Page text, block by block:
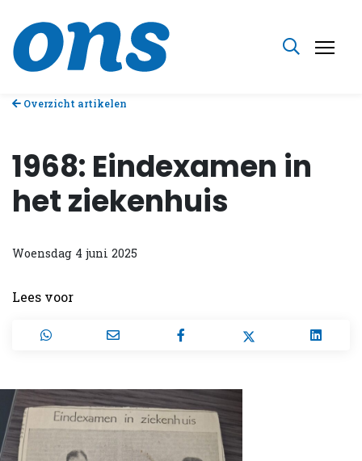
Overzicht artikelen
1968: Eindexamen in
het ziekenhuis
Woensdag 4 juni 2025
Lees voor